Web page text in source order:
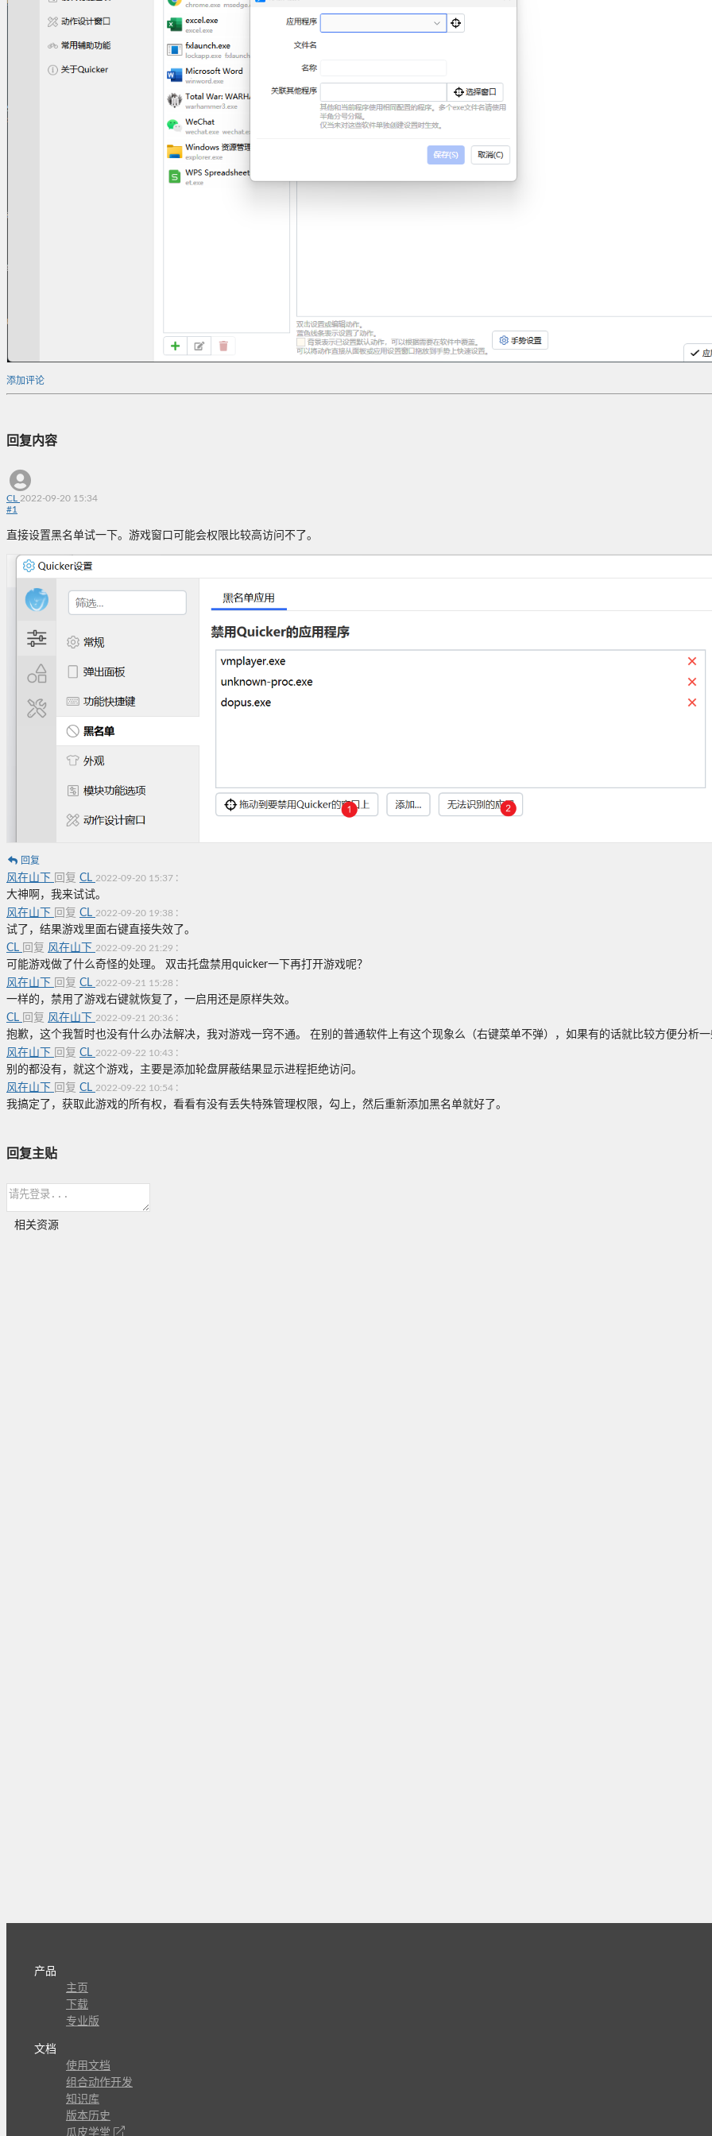
添加评论
回复内容
CL 2022-09-20 15:34
#1
直接设置黑名单试一下。游戏窗口可能会权限比较高访问不了。
回复
风在山下 回复 CL 2022-09-20 15:37 :
大神啊，我来试试。
风在山下
回复 CL 2022-09-20 19:38 :
试了，结果游戏里面右键直接失效了。
CL 回复 风在山下 2022-09-20 21:29 :
可能游戏做了什么奇怪的处理。 双击托盘禁用quicker一下再打开游戏呢？
风在山下
回复 CL 2022-09-21 15:28 :
一样的，禁用了游戏右键就恢复了，一启用还是原样失效。
CL 回复 风在山下 2022-09-21 20:36 :
抱歉，这个我暂时也没有什么办法解决，我对游戏一窍不通。 在别的普通软件上有这个现象么（右键菜单不弹），如果有的话就比较方便分析
风在山下
回复 CL 2022-09-22 10:43 :
别的都没有，就这个游戏，主要是添加轮盘屏蔽结果显示进程拒绝访问。
风在山下
回复 CL 2022-09-22 10:54 :
我搞定了，获取此游戏的所有权，看看有没有丢失特殊管理权限，勾上，然后重新添加黑名单就好了。
回复主贴
相关资源
产品
主页
下载
专业版
文档
使用文档
组合动作开发
知识库
版本历史
瓜皮学堂